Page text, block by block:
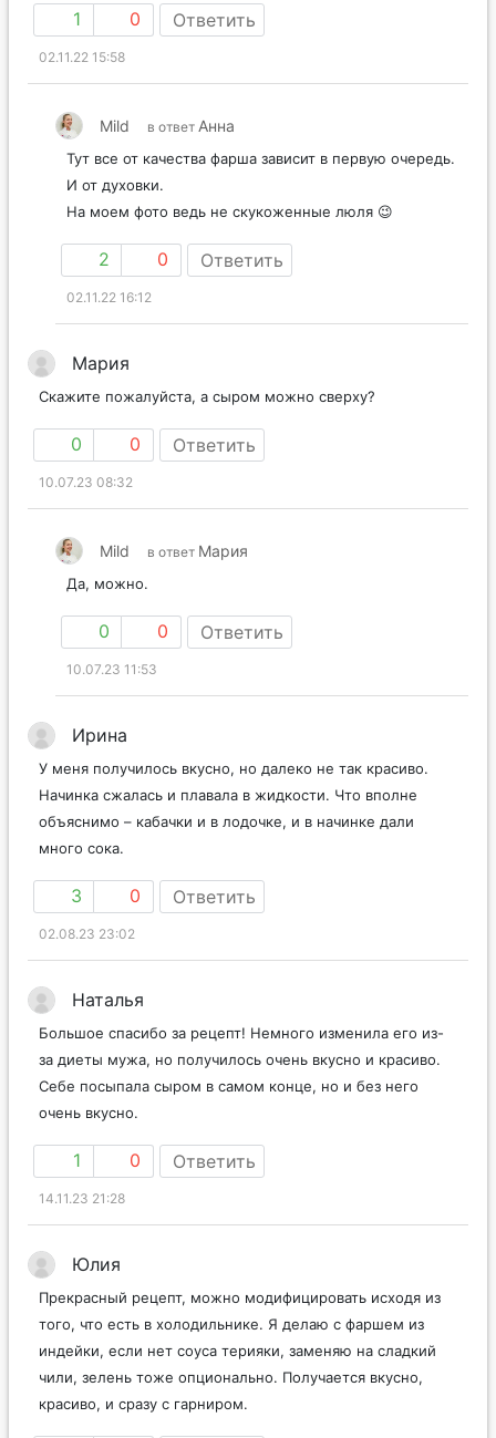
1 0 Ответить
02.11.22 15:58
Mild в ответ Анна
Тут все от качества фарша зависит в первую очередь.
И от духовки.
На моем фото ведь не скукоженные люля 😉
2 0 Ответить
02.11.22 16:12
Мария
Скажите пожалуйста, а сыром можно сверху?
0 0 Ответить
10.07.23 08:32
Mild в ответ Мария
Да, можно.
0 0 Ответить
10.07.23 11:53
Ирина
У меня получилось вкусно, но далеко не так красиво.
Начинка сжалась и плавала в жидкости. Что вполне
объяснимо – кабачки и в лодочке, и в начинке дали
много сока.
3 0 Ответить
02.08.23 23:02
Наталья
Большое спасибо за рецепт! Немного изменила его из-
за диеты мужа, но получилось очень вкусно и красиво.
Себе посыпала сыром в самом конце, но и без него
очень вкусно.
1 0 Ответить
14.11.23 21:28
Юлия
Прекрасный рецепт, можно модифицировать исходя из
того, что есть в холодильнике. Я делаю с фаршем из
индейки, если нет соуса терияки, заменяю на сладкий
чили, зелень тоже опционально. Получается вкусно,
красиво, и сразу с гарниром.